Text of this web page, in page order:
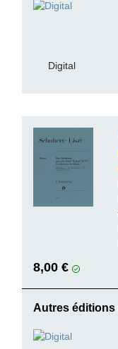
Digital
8,00 €
Autres éditions